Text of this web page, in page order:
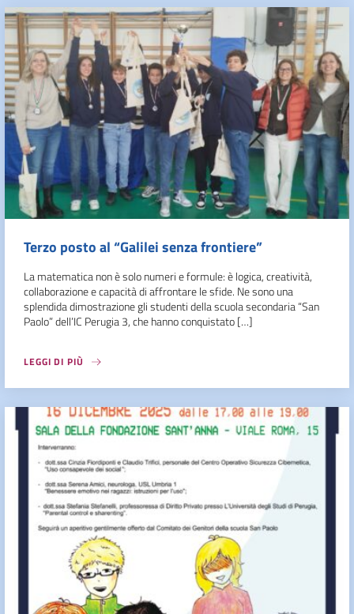
Terzo posto al “Galilei senza frontiere”
La matematica non è solo numeri e formule: è logica, creatività,
collaborazione e capacità di affrontare le sfide. Ne sono una
splendida dimostrazione gli studenti della scuola secondaria “San
Paolo” dell’IC Perugia 3, che hanno conquistato […]
LEGGI DI PIÙ